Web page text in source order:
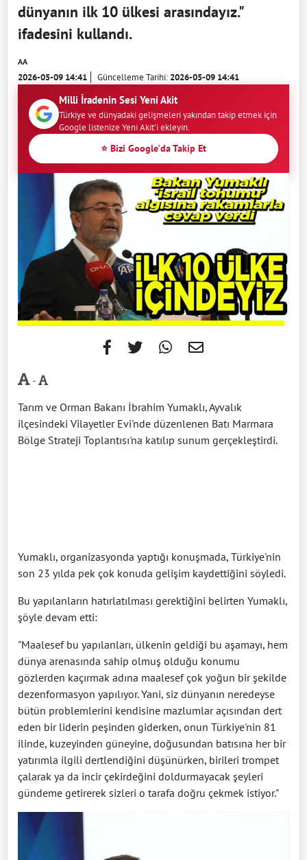
dünyanın ilk 10 ülkesi arasındayız."
ifadesini kullandı.
AA
2026-05-09 14:41 Güncelleme Tarihi:2026-05-09 14:41
Milli İradenin Sesi Yeni Akit
Türkiye ve dünyadaki gelişmeleri yakından takip etmek için
Google listenize Yeni Akit'i ekleyin.
⭐ Bizi Google'da Takip Et
-
Tarım ve Orman Bakanı İbrahim Yumaklı, Ayvalık
ilçesindeki Vilayetler Evi'nde düzenlenen Batı Marmara
Bölge Strateji Toplantısı'na katılıp sunum gerçekleştirdi.
Yumaklı, organizasyonda yaptığı konuşmada, Türkiye'nin
son 23 yılda pek çok konuda gelişim kaydettiğini söyledi.
Bu yapılanların hatırlatılması gerektiğini belirten Yumaklı,
şöyle devam etti:
"Maalesef bu yapılanları, ülkenin geldiği bu aşamayı, hem
dünya arenasında sahip olmuş olduğu konumu
gözlerden kaçırmak adına maalesef çok yoğun bir şekilde
dezenformasyon yapılıyor. Yani, siz dünyanın neredeyse
bütün problemlerini kendisine mazlumlar açısından dert
eden bir liderin peşinden giderken, onun Türkiye'nin 81
ilinde, kuzeyinden güneyine, doğusundan batısına her bir
yatırımla ilgili dertlendiğini düşünürken, birileri trompet
çalarak ya da incir çekirdeğini doldurmayacak şeyleri
gündeme getirerek sizleri o tarafa doğru çekmek istiyor."